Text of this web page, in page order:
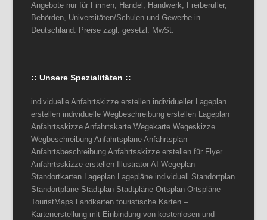
Angebote nur für Firmen, Handel, Handwerk, Freiberufler,
Behörden, Universitäten/Schulen und Gewerbe in
Deutschland. Preise zzgl. gesetzl. MwSt.
:: Unsere Spezialitäten ::
individuelle Anfahrtskizze erstellen individueller Lageplan
erstellen individuelle Wegbeschreibung erstellen Lageplan
Anfahrtsskizze Anfahrtskarte Wegekarte Wegeskizze
Wegbeschreibung Anfahrtspläne Anfahrtsplan
Anfahrtsbeschreibung Anfahrtsskizze erstellen für Flyer
Anfahrtsskizze erstellen Illustrator AI Wegeplan
Standortkarten Lageplan Lagepläne individuell Standortplan
Standortpläne Stadtplan Stadtpläne Ortsplan Ortspläne
TouristMaps Landkarten touristische Karten –
Kartenerstellung mit Einbindung von kostenlosen und